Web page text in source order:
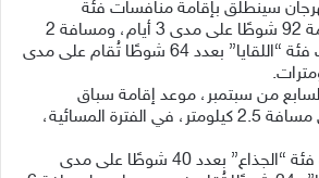
سينطلق بإقامة منافسات فئة
“الحقايق”، وتشهد إقامة 92 شوطًا على مدى 3 أيام، ومسافة 2
كيلومتر، تليها منافسات فئة “اللقايا” بعدد 64 شوطًا تُقام على مدى
من سبتمبر، موعد إقامة سباق
“الهجانة” للجنسين على مسافة 2.5 كيلومتر، في الفترة المسائية،
وأضاف “تُقام سباقات فئة “الجذاع” بعدد 40 شوطًا على مدى